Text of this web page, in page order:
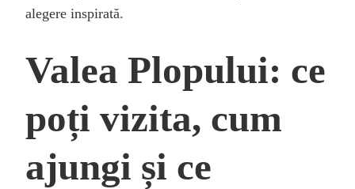
alegere inspirată.
Valea Plopului: ce
poți vizita, cum
ajungi și ce